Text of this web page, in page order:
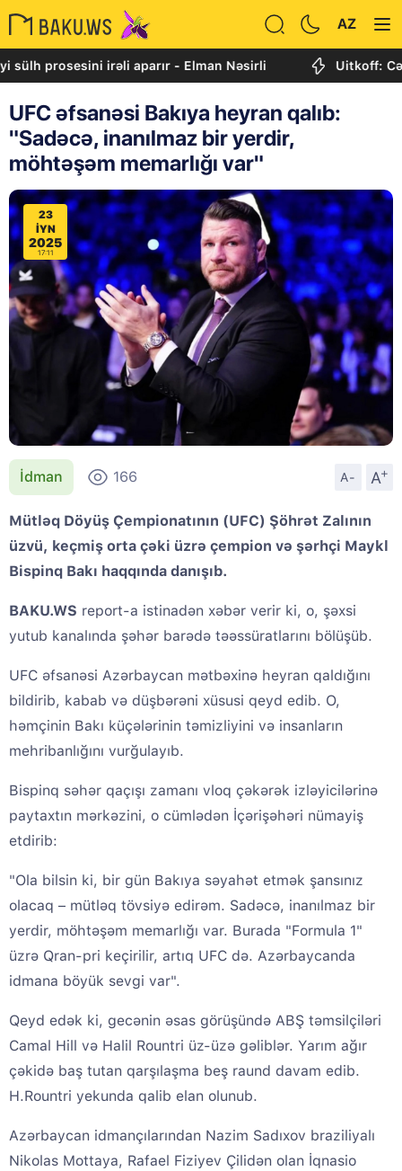
AZ
irəli aparır - Elman Nəsirli Uitkoff: Cənubi
UFC əfsanəsi Bakıya heyran qalıb:
"Sadəcə, inanılmaz bir yerdir,
möhtəşəm memarlığı var"
23
IYN
2025
17:11
İdman 166 A- A
+
Mütləq Döyüş Çempionatının (UFC) Şöhrət Zalının
üzvü, keçmiş orta çəki üzrə çempion və şərhçi Maykl
Bispinq Bakı haqqında danışıb.
BAKU.WS report-a istinadən xəbər verir ki, o, şəxsi
yutub kanalında şəhər barədə təəssüratlarını bölüşüb.
UFC əfsanəsi Azərbaycan mətbəxinə heyran qaldığını
bildirib, kabab və düşbərəni xüsusi qeyd edib. O,
həmçinin Bakı küçələrinin təmizliyini və insanların
mehribanlığını vurğulayıb.
Bispinq səhər qaçışı zamanı vloq çəkərək izləyicilərinə
paytaxtın mərkəzini, o cümlədən İçərişəhəri nümayiş
etdirib:
"Ola bilsin ki, bir gün Bakıya səyahət etmək şansınız
olacaq – mütləq tövsiyə edirəm. Sadəcə, inanılmaz bir
yerdir, möhtəşəm memarlığı var. Burada "Formula 1"
üzrə Qran-pri keçirilir, artıq UFC də. Azərbaycanda
idmana böyük sevgi var".
Qeyd edək ki, gecənin əsas görüşündə ABŞ təmsilçiləri
Camal Hill və Halil Rountri üz-üzə gəliblər. Yarım ağır
çəkidə baş tutan qarşılaşma beş raund davam edib.
H.Rountri yekunda qalib elan olunub.
Azərbaycan idmançılarından Nazim Sadıxov braziliyalı
Nikolas Mottaya, Rafael Fiziyev Çilidən olan İqnasio